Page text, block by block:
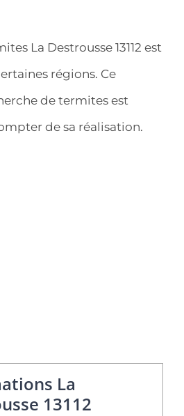
La Destrousse 13112 est
régions. Ce
de termites est
de sa réalisation.
La
13112